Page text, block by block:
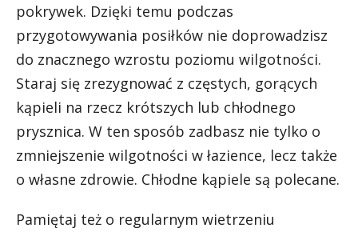
pokrywek. Dzięki temu podczas
przygotowywania posiłków nie doprowadzisz
do znacznego wzrostu poziomu wilgotności.
Staraj się zrezygnować z częstych, gorących
kąpieli na rzecz krótszych lub chłodnego
prysznica. W ten sposób zadbasz nie tylko o
zmniejszenie wilgotności w łazience, lecz także
o własne zdrowie. Chłodne kąpiele są polecane.
Pamiętaj też o regularnym wietrzeniu